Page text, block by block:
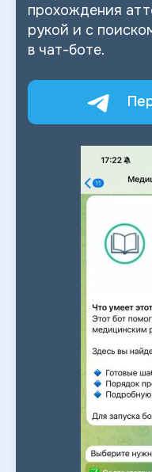
прохождения
рукой и с
в чат-боте.